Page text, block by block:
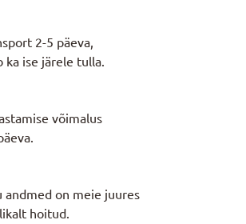
2-5 päeva,
ka ise järele tulla.
võimalus
andmed on meie juures
hoitud.